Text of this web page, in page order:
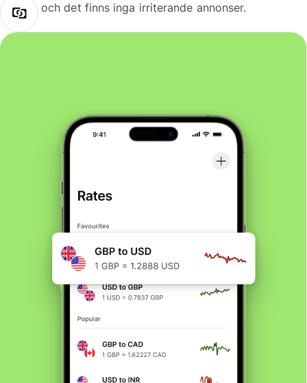
och det finns inga irriterande annonser.